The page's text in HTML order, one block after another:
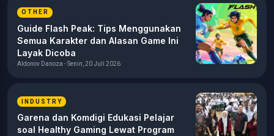
OTHER
Guide Flash Peak: Tips Menggunakan
Semua Karakter dan Alasan Game Ini
Layak Dicoba
Aldonov Danoza - Senin, 20 Juli 2026
INDUSTRY
Garena dan Komdigi Edukasi Pelajar
soal Healthy Gaming Lewat Program